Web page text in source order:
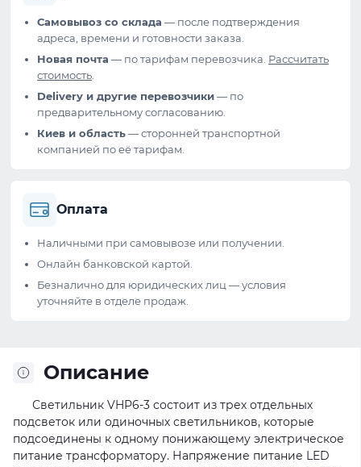
Самовывоз со склада — после подтверждения
адреса, времени и готовности заказа.
Новая почта — по тарифам перевозчика. Рассчитать
стоимость
Delivery и другие перевозчики— по
предварительному согласованию.
Киев и область— сторонней транспортной
компанией по её тарифам.
Оплата
Наличными при самовывозе или получении.
Онлайн банковской картой.
Безналично для юридических лиц — условия
уточняйте в отделе продаж.
Описание
Светильник VHP6-3 состоит из трех отдельных
подсветок или одиночных светильников, которые
подсоединены к одному понижающему электрическое
питание трансформатору. Напряжение питание LED